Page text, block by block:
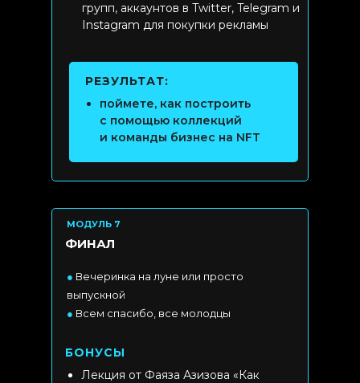
поймете, как построить
с помощью коллекций
и команды бизнес на NFT
РЕЗУЛЬТАТ:
групп, аккаунтов в Twitter, Telegram и
Instagram для покупки рекламы
МОДУЛЬ 7
ФИНАЛ
● Вечеринка на луне или просто
выпускной
● Всем спасибо, все молодцы
Лекция от Фаяза Азизова «Как
БОНУСЫ